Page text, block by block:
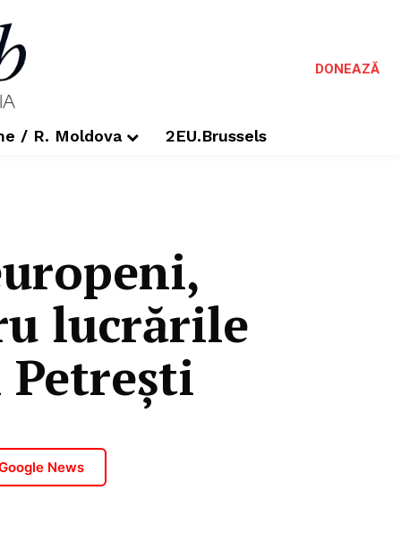
DONEAZĂ
/ R. Moldova 2EU.Brussels
lucrările
Petrești
News